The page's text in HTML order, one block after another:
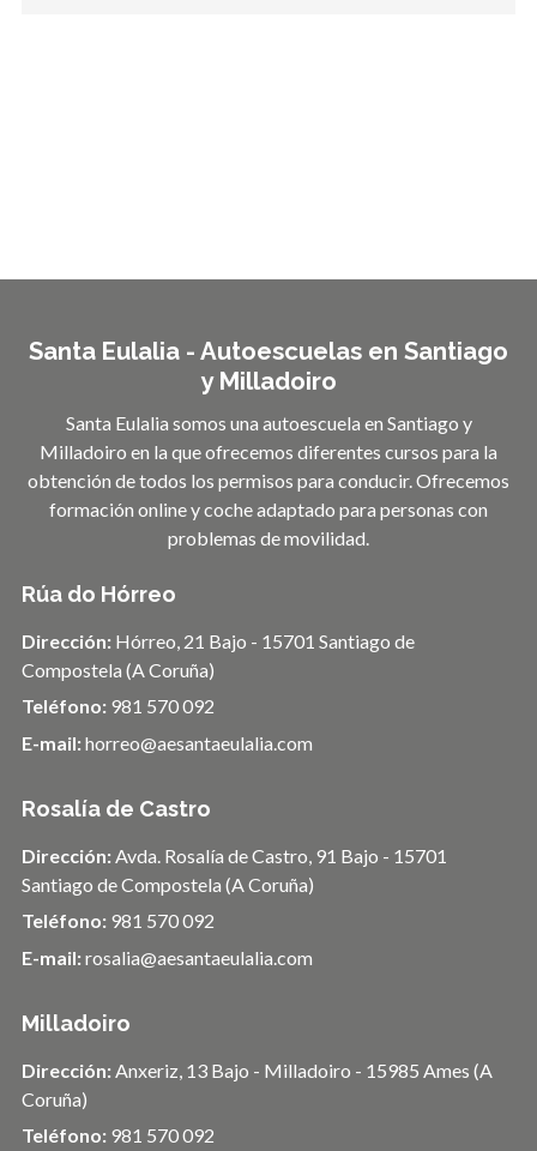
Santa Eulalia - Autoescuelas en Santiago
y Milladoiro
Santa Eulalia somos una autoescuela en Santiago y
Milladoiro en la que ofrecemos diferentes cursos para la
obtención de todos los permisos para conducir. Ofrecemos
formación online y coche adaptado para personas con
problemas de movilidad.
Rúa do Hórreo
Dirección: Hórreo, 21 Bajo - 15701 Santiago de
Compostela (A Coruña)
Teléfono: 981 570 092
E-mail:horreo@aesantaeulalia.com
Rosalía de Castro
Dirección: Avda. Rosalía de Castro, 91 Bajo - 15701
Santiago de Compostela (A Coruña)
Teléfono: 981 570 092
E-mail:rosalia@aesantaeulalia.com
Milladoiro
Dirección: Anxeriz, 13 Bajo - Milladoiro - 15985 Ames (A
Coruña)
Teléfono: 981 570 092